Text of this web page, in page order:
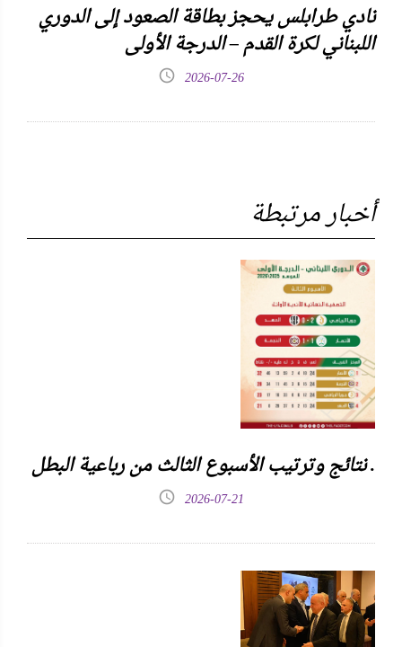
نادي طرابلس يحجز بطاقة الصعود إلى الدوري
اللبناني لكرة القدم – الدرجة الأولى
2026-07-26
أخبار مرتبطة
نتائج وترتيب الأسبوع الثالث من رباعية البطل .
2026-07-21